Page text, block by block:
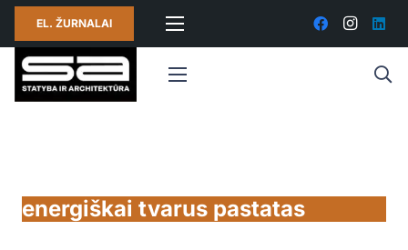
EL. ŽURNALAI
energiškai tvarus pastatas